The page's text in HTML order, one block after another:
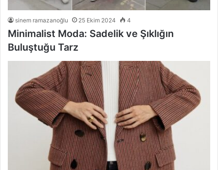
sinem ramazanoğlu 25 Ekim 2024 4
Minimalist Moda: Sadelik ve Şıklığın
Buluştuğu Tarz